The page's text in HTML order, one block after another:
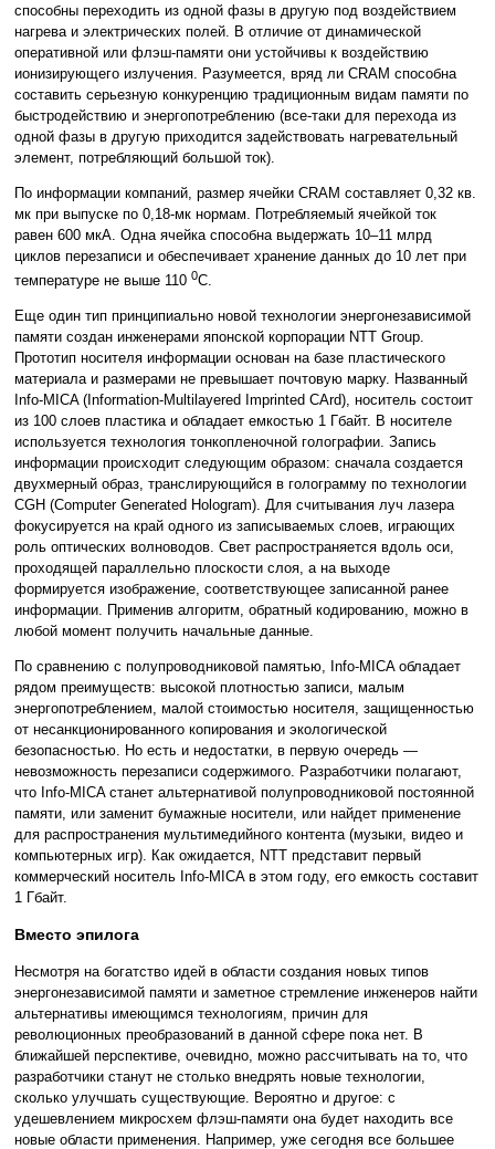
способны переходить из одной фазы в другую под воздействием
нагрева и электрических полей. В отличие от динамической
оперативной или флэш-памяти они устойчивы к воздействию
ионизирующего излучения. Разумеется, вряд ли CRAM способна
составить серьезную конкуренцию традиционным видам памяти по
быстродействию и энергопотреблению (все-таки для перехода из
одной фазы в другую приходится задействовать нагревательный
элемент, потребляющий большой ток).
По информации компаний, размер ячейки CRAM составляет 0,32 кв.
мк при выпуске по 0,18-мк нормам. Потребляемый ячейкой ток
равен 600 мкА. Одна ячейка способна выдержать 10–11 млрд
циклов перезаписи и обеспечивает хранение данных до 10 лет при
температуре не выше 110 0С.
Еще один тип принципиально новой технологии энергонезависимой
памяти создан инженерами японской корпорации NTT Group.
Прототип носителя информации основан на базе пластического
материала и размерами не превышает почтовую марку. Названный
Info-MICA (Information-Multilayered Imprinted CArd), носитель состоит
из 100 слоев пластика и обладает емкостью 1 Гбайт. В носителе
используется технология тонкопленочной голографии. Запись
информации происходит следующим образом: сначала создается
двухмерный образ, транслирующийся в голограмму по технологии
CGH (Computer Generated Hologram). Для считывания луч лазера
фокусируется на край одного из записываемых слоев, играющих
роль оптических волноводов. Свет распространяется вдоль оси,
проходящей параллельно плоскости слоя, а на выходе
формируется изображение, соответствующее записанной ранее
информации. Применив алгоритм, обратный кодированию, можно в
любой момент получить начальные данные.
По сравнению с полупроводниковой памятью, Info-MICA обладает
рядом преимуществ: высокой плотностью записи, малым
энергопотреблением, малой стоимостью носителя, защищенностью
от несанкционированного копирования и экологической
безопасностью. Но есть и недостатки, в первую очередь —
невозможность перезаписи содержимого. Разработчики полагают,
что Info-MICA станет альтернативой полупроводниковой постоянной
памяти, или заменит бумажные носители, или найдет применение
для распространения мультимедийного контента (музыки, видео и
компьютерных игр). Как ожидается, NTT представит первый
коммерческий носитель Info-MICA в этом году, его емкость составит
1 Гбайт.
Вместо эпилога
Несмотря на богатство идей в области создания новых типов
энергонезависимой памяти и заметное стремление инженеров найти
альтернативы имеющимся технологиям, причин для
революционных преобразований в данной сфере пока нет. В
ближайшей перспективе, очевидно, можно рассчитывать на то, что
разработчики станут не столько внедрять новые технологии,
сколько улучшать существующие. Вероятно и другое: с
удешевлением микросхем флэш-памяти она будет находить все
новые области применения. Например, уже сегодня все большее